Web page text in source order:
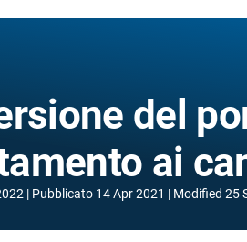
del
ai
Pubblicato 14 Apr 2021 Modified 25